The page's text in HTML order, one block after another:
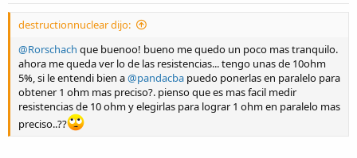
destructionnuclear dijo:
@Rorschach que buenoo! bueno me quedo un poco mas tranquilo.
ahora me queda ver lo de las resistencias... tengo unas de 10ohm
5%, si le entendi bien a@pandacba puedo ponerlas en paralelo para
obtener 1 ohm mas preciso?. pienso que es mas facil medir
resistencias de 10 ohm y elegirlas para lograr 1 ohm en paralelo mas
preciso..??